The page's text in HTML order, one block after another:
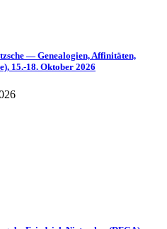
— Genealogien, Affinitäten,
15.-18. Oktober 2026